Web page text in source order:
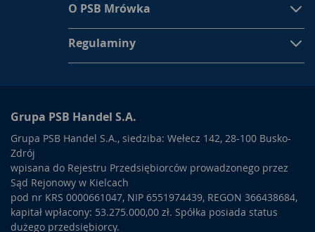
O PSB Mrówka
Regulaminy
Grupa PSB Handel S.A.
Grupa PSB Handel S.A., siedziba: Wełecz 142, 28-100 Busko-
Zdrój
wpisana do Rejestru Przedsiębiorców prowadzonego przez
Sąd Rejonowy w Kielcach
pod nr KRS 0000661047, NIP 6551974439, REGON 366438684,
kapitał wpłacony: 53.275.000,00 zł. Spółka posiada status
dużego przedsiębiorcy.